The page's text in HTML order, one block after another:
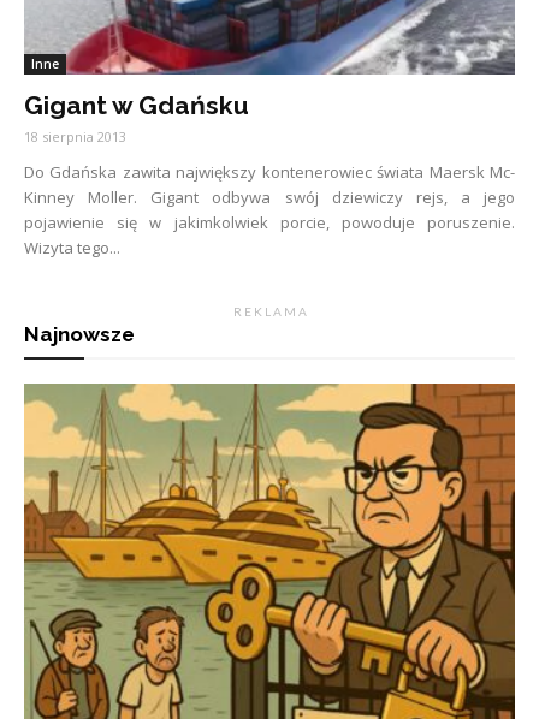
Inne
Gigant w Gdańsku
18 sierpnia 2013
Do Gdańska zawita największy kontenerowiec świata Maersk Mc-
Kinney Moller. Gigant odbywa swój dziewiczy rejs, a jego
pojawienie się w jakimkolwiek porcie, powoduje poruszenie.
Wizyta tego...
R E K L A M A
Najnowsze